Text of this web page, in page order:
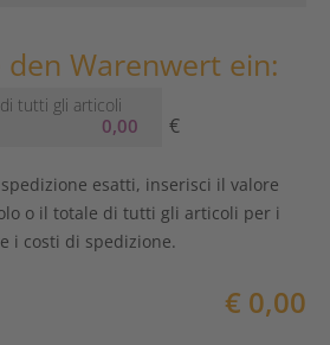
den Warenwert ein:
tutti gli articoli
€
esatti, inserisci il valore
o il totale di tutti gli articoli per i
i costi di spedizione.
€ 0,00